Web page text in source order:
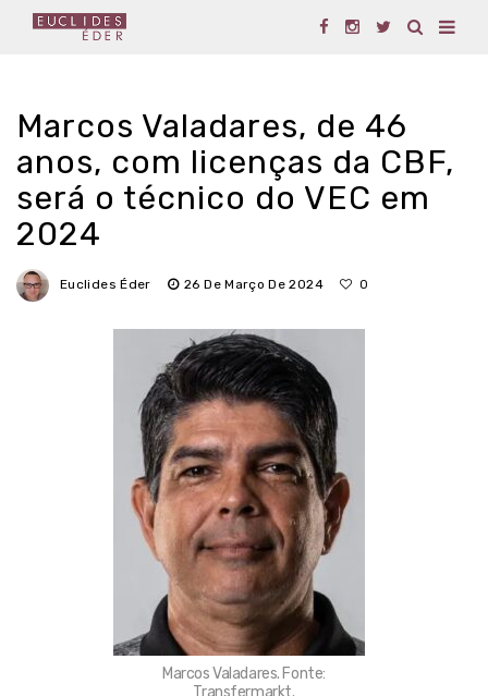
Marcos Valadares, de 46
anos, com licenças da CBF,
será o técnico do VEC em
2024
Euclides Éder 26 De Março De 2024 0
Marcos Valadares. Fonte:
Transfermarkt.